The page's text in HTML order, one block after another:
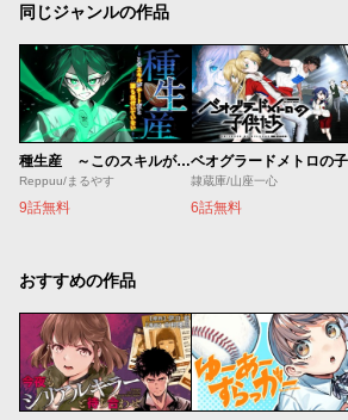
同じジャンルの作品
種生産 ～このスキルがチートだとまだ誰も気付いていない～
Reppuu/まるやす
9話無料
隷蔵庫/山座一心
6話無料
おすすめの作品